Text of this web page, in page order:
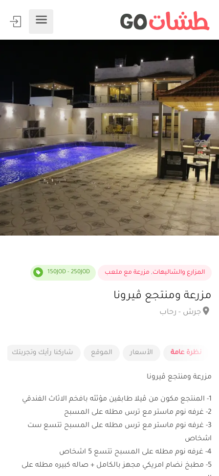
المزارع والشاليهات, مزرعة مع ملعب 150JOD - 250JOD
مزرعة ومنتجع ڤيرونا
جرش - رحاب
نظرة عامة الأسعار الموقع شاركنا رأيك وتجربتك
مزرعة ومنتجع ڤيرونا
1- المنتجع مكون من ڤيلا طابقين مؤثثه بافخم الاثاث الفندقي
2- غرفه نوم ماستر مع ترس مطله على المسبح
3- غرفه نوم ماستر مع ترس مطله على المسبح تتسع ست
اشخاص
4- غرفه نوم مطله على المسبح تتسع 5 اشخاص
5- مطبخ نضام امريكي مجهز بالكامل + صاله كبيره مطله على